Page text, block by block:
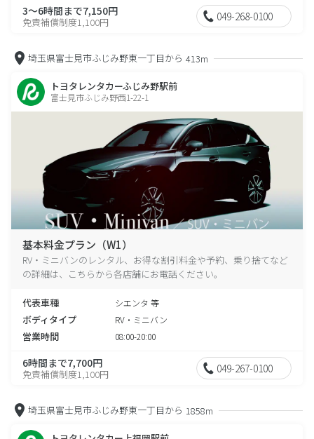
3～6時間まで7,150円
免責補償制度1,100円 049-268-0100
埼玉県富士見市ふじみ野東一丁目から 413m
トヨタレンタカーふじみ野駅前
富士見市ふじみ野西1-22-1
基本料金プラン（W1）
RV・ミニバンのレンタル、お得な割引料金や予約、乗り捨てなど
の詳細は、こちらから各店舗にお電話ください。
代表車種 シエンタ 等
ボディタイプ RV・ミニバン
営業時間 08:00-20:00
6時間まで7,700円
免責補償制度1,100円 049-267-0100
埼玉県富士見市ふじみ野東一丁目から 1858m